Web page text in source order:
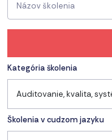
Kategória školenia
Auditovanie, kvalita,
Školenia v cudzom jazyku